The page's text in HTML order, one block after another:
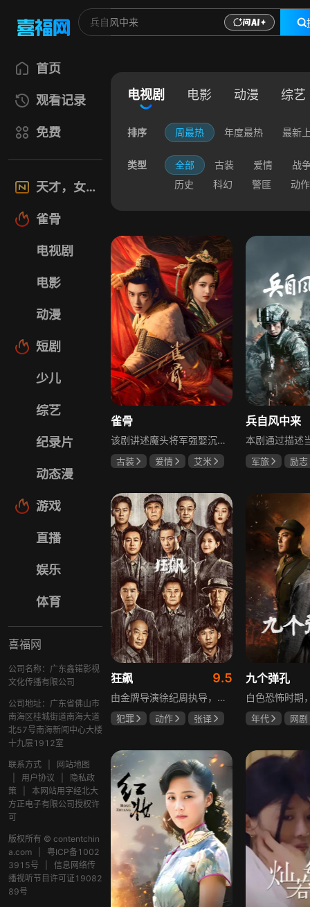
首页
观看记录
免费
天才，女友
雀骨
电视剧
电影
动漫
短剧
少儿
综艺
纪录片
动态漫
游戏
直播
娱乐
体育
喜福网
公司名称：广东鑫锘影视
文化传播有限公司
公司地址：广东省佛山市
南海区桂城街道南海大道
北57号南海新闻中心大楼
十九层1912室
联系方式
网站地图
用户协议
隐私政
策
本网站用字经北大
方正电子有限公司授权许
可
版权所有 © contentchin
a.com
粤ICP备1002
3915号
信息网络传
播视听节目许可证19082
89号
电视剧 电影 动漫 综艺
排序 周最热 年度最热 最新
类型 全部 古装 爱情
战
历史
科幻 警匪 动作
雀骨
该剧讲述魔头将军强娶沉迷机关术的财迷假千金，两人从契约夫妻起步，在生死局中互扒马甲，爱意与杀意交织共生。过程中他们揭露朝堂阴谋，破解生死乱局，最终共同守护家国太平，融合了权谋、爱情、冒险等多重元素，情节跌宕起伏。
古装 爱情
艾米
兵自风中来
军旅
励志
狂飙 9.5
由金牌导演徐纪周执导，张译、张颂文、李一桐、张志坚、吴刚领衔主演，倪大红、韩童生、李建义特邀主演的中央政法委重点项目。一部扫黑除恶坚决斗争的回忆录，横跨20年的群像叙事全景式展现时代变迁下的黑白较量与复杂人性。
犯罪 动作
张译
九个弹孔
年代
网剧